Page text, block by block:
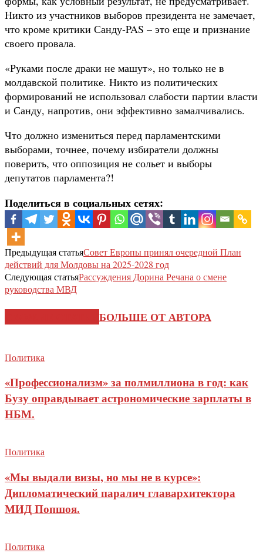
Никто из участников выборов президента не замечает,
что кроме критики Санду-PAS – это еще и признание
своего провала.
«Руками после драки не машут», но только не в
молдавской политике. Никто из политических
формирований не использовал слабости партии власти
и Санду, напротив, они эффективно замалчивались.
Что должно измениться перед парламентскими
выборами, точнее, почему избиратели должны
поверить, что оппозиция не сольет и выборы
депутатов парламента?!
Поделиться в социальных сетях:
Предыдущая статьяСовет Европы принял очередной План
действий для Молдовы на 2025-2028 год
Следующая статьяРассуждения Дорина Речана о смене
руководства МВД
БОЛЬШЕ ОТ АВТОРА
Политика
«Профессионализм» за полмиллиона в год: как
Бузу оправдывает астрономические зарплаты в
НБМ.
Политика
«Мы выдали визы, но мы не в курсе»:
Дипломатический паралич главархитектора
МИД Попшоя.
Политика